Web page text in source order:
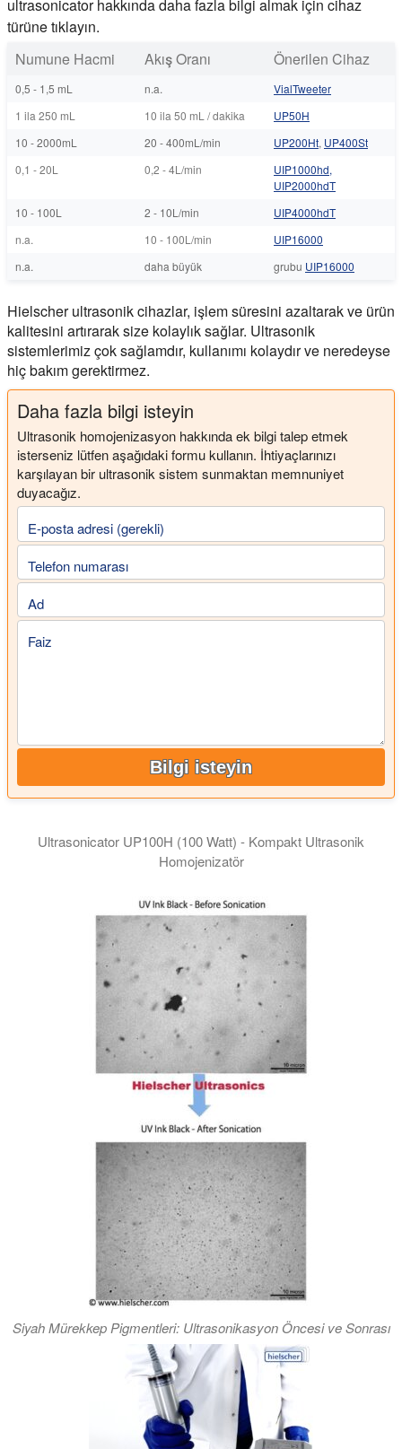
ultrasonicator hakkında daha fazla bilgi almak için cihaz
türüne tıklayın.
Numune Hacmi
Akış Oranı Önerilen Cihaz
0,5 - 1,5 mL n.a.
VialTweeter
1 ila 250 mL
10 ila 50 mL / dakika
UP50H
10 - 2000mL
20 - 400mL/min UP200Ht, UP400St
0,1 - 20L
0,2 - 4L/min
UIP1000hd,
UIP2000hdT
10 - 100L
2 - 10L/min
UIP4000hdT
n.a.
10 - 100L/min
UIP16000
n.a.
daha büyük grubu UIP16000
Hielscher ultrasonik cihazlar, işlem süresini azaltarak ve ürün
kalitesini artırarak size kolaylık sağlar. Ultrasonik
sistemlerimiz çok sağlamdır, kullanımı kolaydır ve neredeyse
hiç bakım gerektirmez.
Daha fazla bilgi isteyin
Ultrasonik homojenizasyon hakkında ek bilgi talep etmek
isterseniz lütfen aşağıdaki formu kullanın. İhtiyaçlarınızı
karşılayan bir ultrasonik sistem sunmaktan memnuniyet
duyacağız.
E-posta adresi (gerekli)
Telefon numarası
Ad
Faiz
Bilgi isteyin
Ultrasonicator UP100H (100 Watt) - Kompakt Ultrasonik
Homojenizatör
Siyah Mürekkep Pigmentleri: Ultrasonikasyon Öncesi ve Sonrası